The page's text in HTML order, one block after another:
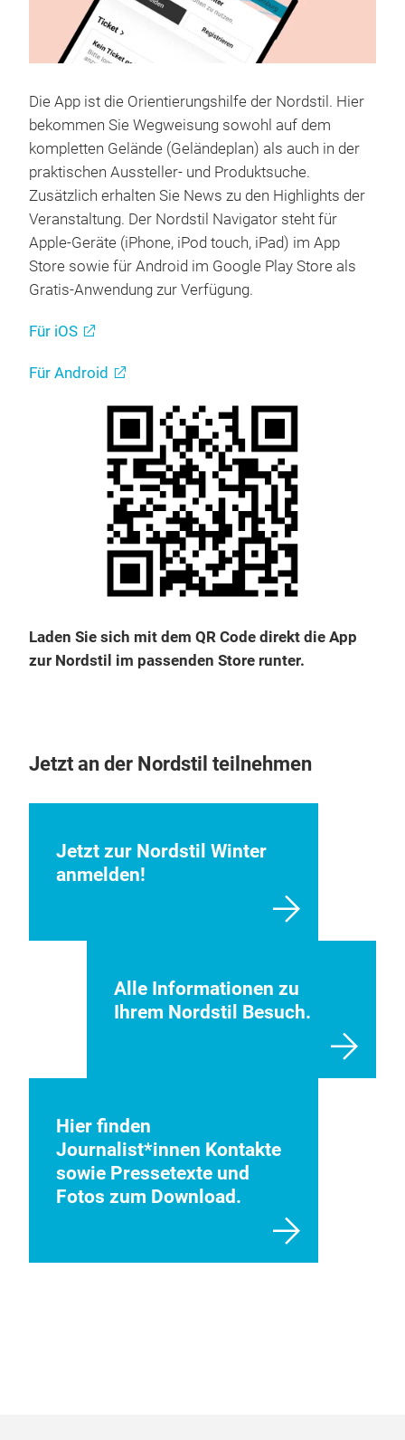
Die App ist die Orientierungshilfe der Nordstil. Hier
bekommen Sie Wegweisung sowohl auf dem
kompletten Gelände (Geländeplan) als auch in der
praktischen Aussteller- und Produktsuche.
Zusätzlich erhalten Sie News zu den Highlights der
Veranstaltung. Der Nordstil Navigator steht für
Apple-Geräte (iPhone, iPod touch, iPad) im App
Store sowie für Android im Google Play Store als
Gratis-Anwendung zur Verfügung.
Für iOS
Für Android
Laden Sie sich mit dem QR Code direkt die App
zur Nordstil im passenden Store runter.
Jetzt an der Nordstil teilnehmen
Jetzt zur Nordstil Winter
anmelden!
Alle Informationen zu
Ihrem Nordstil Besuch.
Hier finden
Journalist*innen Kontakte
sowie Pressetexte und
Fotos zum Download.